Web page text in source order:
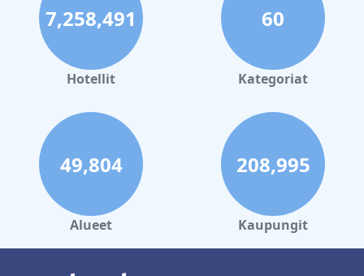
7,258,491
Hotellit
60
Kategoriat
49,804
Alueet
208,995
Kaupungit